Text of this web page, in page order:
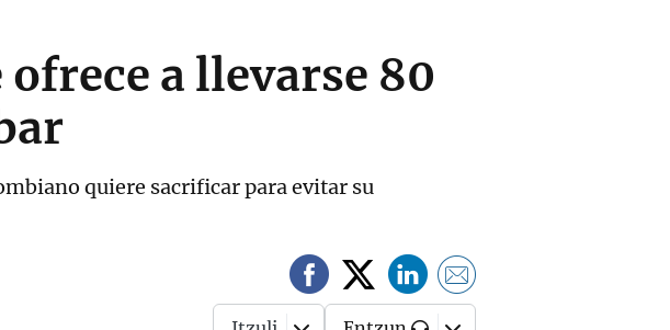
a llevarse 80
quiere sacrificar para evitar su